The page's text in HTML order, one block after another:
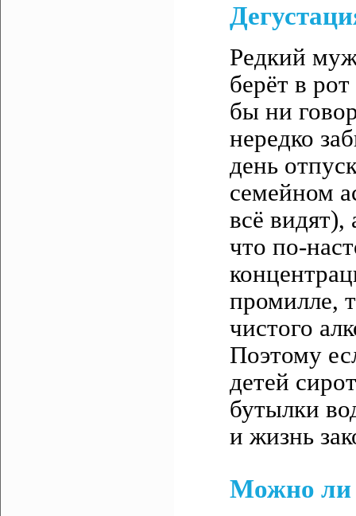
Редкий
берёт в
бы ни
нередко
день
семейном
всё
что по-
промилле,
чистого
Поэтому
детей
бутылки
и жизнь
Можно ли